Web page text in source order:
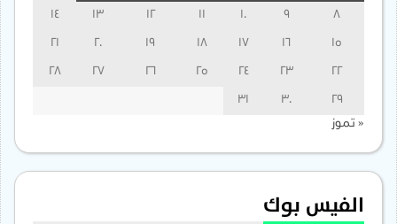
13
14
15
16
17
18
19
20
21
22
23
24
25
26
27
28
29
30
31
« تموز
الفيس بوك